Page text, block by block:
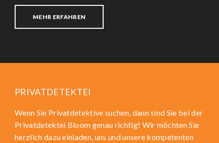
MEHR ERFAHREN
PRIVATDETEKTEI
Wenn Sie Privatdetektive suchen, dann sind Sie bei der
Privatdetektei Bloom genau richtig! Wir möchten Sie
herzlich dazu einladen, uns und unsere kompetenten